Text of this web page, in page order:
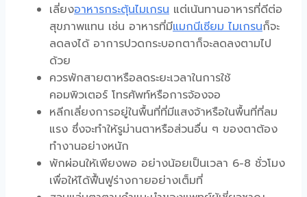
เลี่ยงอาหารกระตุ้นไมเกรน แต่เน้นทานอาหารที่ดีต่อ
สุขภาพแทน เช่น อาหารที่มีแมกนีเซียม ไมเกรนก็จะ
ลดลงได้ อาการปวดกระบอกตาก็จะลดลงตามไป
ด้วย
ควรพักสายตาหรือลดระยะเวลาในการใช้
คอมพิวเตอร์ โทรศัพท์หรือการจ้องจอ
หลีกเลี่ยงการอยู่ในพื้นที่ที่มีแสงจ้าหรือในพื้นที่ที่ลม
แรง ซึ่งจะทำให้รูม่านตาหรือส่วนอื่น ๆ ของตาต้อง
ทำงานอย่างหนัก
พักผ่อนให้เพียงพอ อย่างน้อยเป็นเวลา 6-8 ชั่วโมง
เพื่อให้ได้ฟื้นฟูร่างกายอย่างเต็มที่